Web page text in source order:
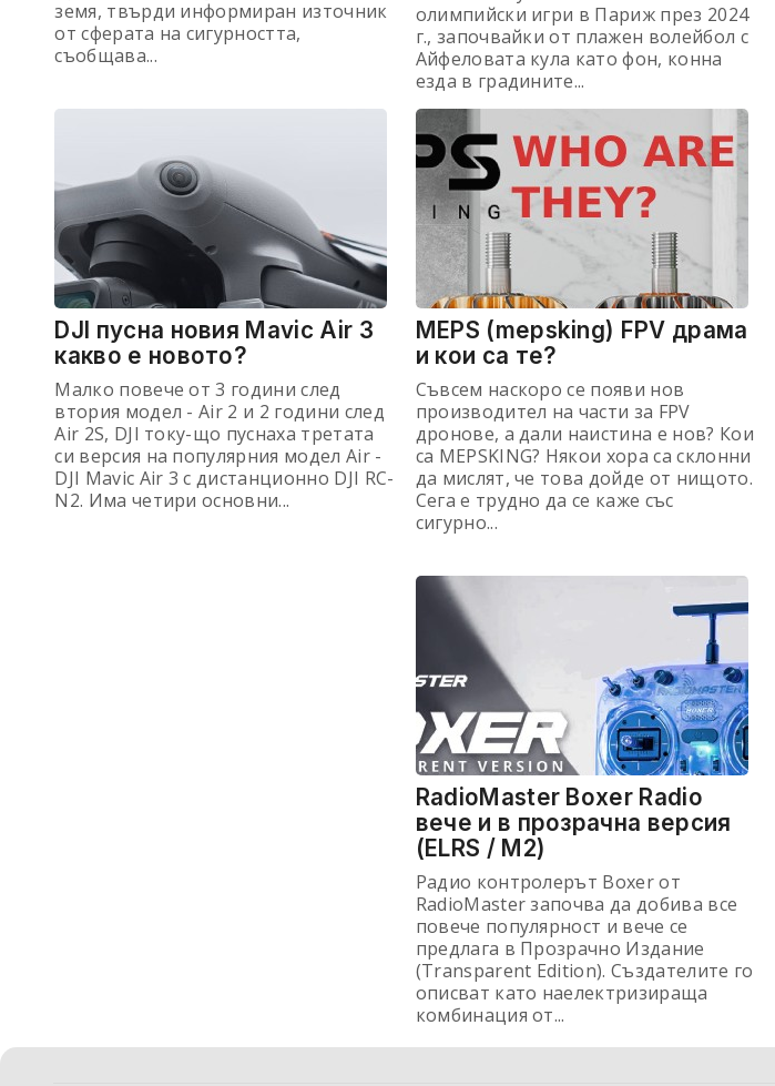
земя, твърди информиран източник
от сферата на сигурността,
съобщава...
олимпийски игри в Париж през 2024
г., започвайки от плажен волейбол с
Айфеловата кула като фон, конна
езда в градините...
DJI пусна новия Mavic Air 3
какво е новото?
Малко повече от 3 години след
втория модел - Air 2 и 2 години след
Air 2S, DJI току-що пуснаха третата
си версия на популярния модел Air -
DJI Mavic Air 3 с дистанционно DJI RC-
N2. Има четири основни...
MEPS (mepsking) FPV драма
и кои са те?
Съвсем наскоро се появи нов
производител на части за FPV
дронове, а дали наистина е нов? Кои
са MEPSKING? Някои хора са склонни
да мислят, че това дойде от нищото.
Сега е трудно да се каже със
сигурно...
RadioMaster Boxer Radio
вече и в прозрачна версия
(ELRS / M2)
Радио контролерът Boxer от
RadioMaster започва да добива все
повече популярност и вече се
предлага в Прозрачно Издание
(Transparent Edition). Създателите го
описват като наелектризираща
комбинация от...